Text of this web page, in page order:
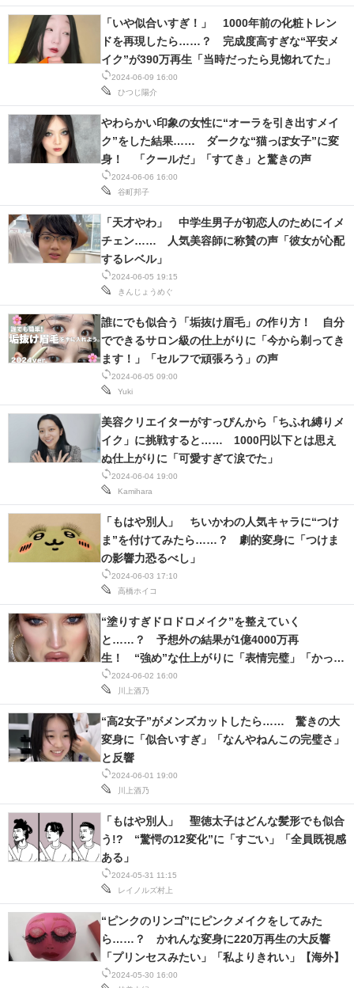
2024-06-09 16:00
ひつじ陽介
「いや似合いすぎ！」 1000年前の化粧トレン
ドを再現したら……？ 完成度高すぎな“平安メ
イク”が390万再生「当時だったら見惚れてた」
2024-06-06 16:00
谷町邦子
やわらかい印象の女性に“オーラを引き出すメイ
ク”をした結果…… ダークな“猫っぽ女子”に変
身！ 「クールだ」「すてき」と驚きの声
2024-06-05 19:15
きんじょうめぐ
「天才やわ」 中学生男子が初恋人のためにイメ
チェン…… 人気美容師に称賛の声「彼女が心配
するレベル」
2024-06-05 09:00
Yuki
誰にでも似合う「垢抜け眉毛」の作り方！ 自分
でできるサロン級の仕上がりに「今から剃ってき
ます！」「セルフで頑張ろう」の声
2024-06-04 19:00
Kamihara
美容クリエイターがすっぴんから「ちふれ縛りメ
イク」に挑戦すると…… 1000円以下とは思え
ぬ仕上がりに「可愛すぎて涙でた」
2024-06-03 17:10
高橋ホイコ
「もはや別人」 ちいかわの人気キャラに“つけ
ま”を付けてみたら……？ 劇的変身に「つけま
の影響力恐るべし」
2024-06-02 16:00
川上酒乃
“塗りすぎドロドロメイク”を整えていく
と……？ 予想外の結果が1億4000万再
生！ “強め”な仕上がりに「表情完璧」「かっこ
いい」
2024-06-01 19:00
川上酒乃
“高2女子”がメンズカットしたら…… 驚きの大
変身に「似合いすぎ」「なんやねんこの完璧さ」
と反響
2024-05-31 11:15
レイノルズ村上
「もはや別人」 聖徳太子はどんな髪形でも似合
う!? “驚愕の12変化”に「すごい」「全員既視感
ある」
2024-05-30 16:00
“ピンクのリンゴ”にピンクメイクをしてみた
ら……？ かれんな変身に220万再生の大反響
「プリンセスみたい」「私よりきれい」【海外】